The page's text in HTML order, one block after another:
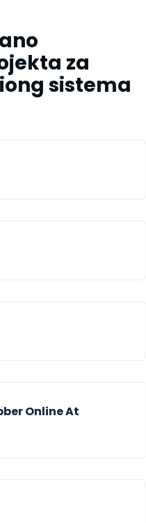
za
sistema
Online At